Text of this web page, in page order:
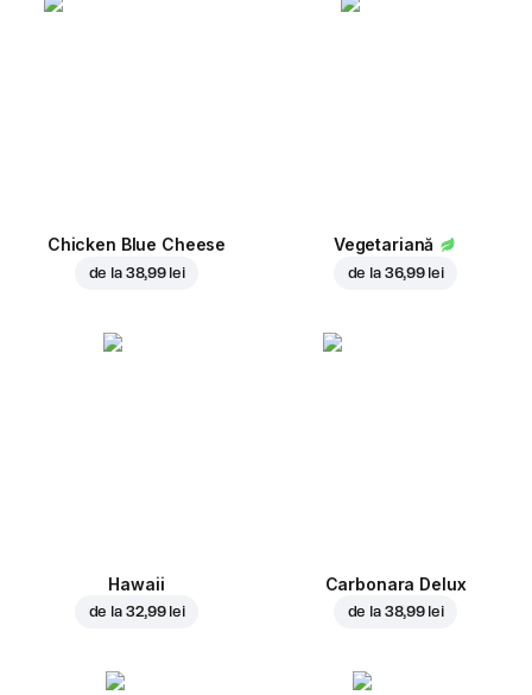
Chicken Blue Cheese
de la 38,99 lei
Vegetariană
de la 36,99 lei
Hawaii
de la 32,99 lei
Carbonara Delux
de la 38,99 lei